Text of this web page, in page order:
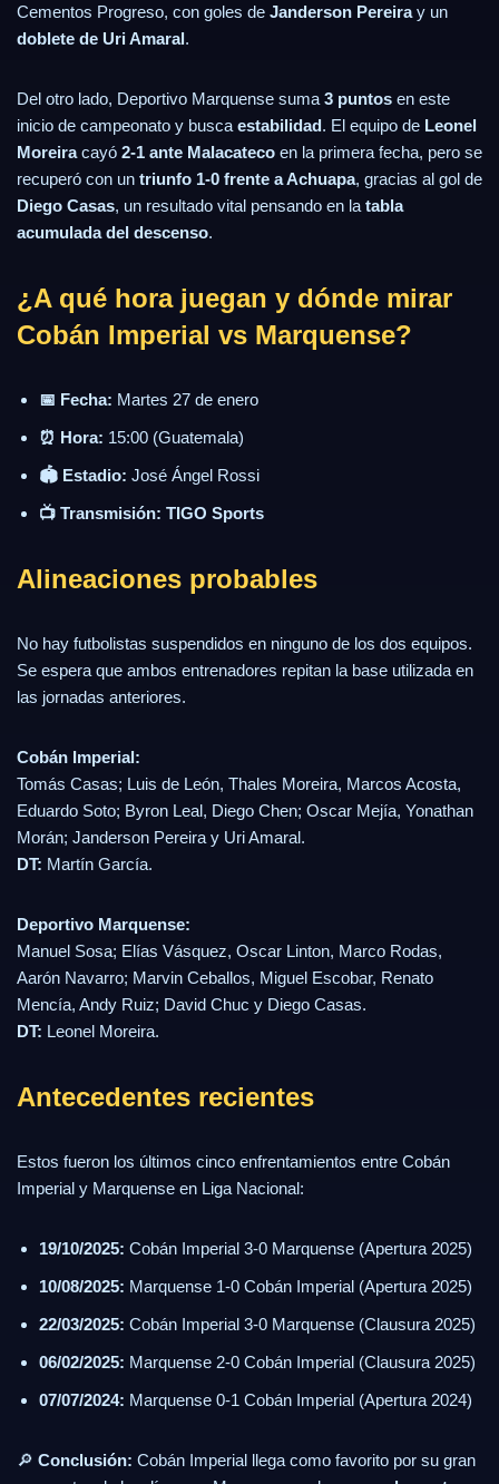
Cementos Progreso, con goles de Janderson Pereiray un
doblete de Uri Amaral.
Del otro lado, Deportivo Marquense suma 3 puntos en este
inicio de campeonato y busca estabilidad. El equipo de Leonel
Moreiracayó 2-1 ante Malacateco en la primera fecha, pero se
recuperó con un triunfo 1-0 frente a Achuapa, gracias al gol de
Diego Casas, un resultado vital pensando en la tabla
acumulada del descenso.
¿A qué hora juegan y dónde mirar
Cobán Imperial vs Marquense?
📅 Fecha: Martes 27 de enero
⏰ Hora: 15:00 (Guatemala)
🏟️ Estadio: José Ángel Rossi
📺 Transmisión: TIGO Sports
Alineaciones probables
No hay futbolistas suspendidos en ninguno de los dos equipos.
Se espera que ambos entrenadores repitan la base utilizada en
las jornadas anteriores.
Cobán Imperial:
Tomás Casas; Luis de León, Thales Moreira, Marcos Acosta,
Eduardo Soto; Byron Leal, Diego Chen; Oscar Mejía, Yonathan
Morán; Janderson Pereira y Uri Amaral.
DT: Martín García.
Deportivo Marquense:
Manuel Sosa; Elías Vásquez, Oscar Linton, Marco Rodas,
Aarón Navarro; Marvin Ceballos, Miguel Escobar, Renato
Mencía, Andy Ruiz; David Chuc y Diego Casas.
DT: Leonel Moreira.
Antecedentes recientes
Estos fueron los últimos cinco enfrentamientos entre Cobán
Imperial y Marquense en Liga Nacional:
19/10/2025: Cobán Imperial 3-0 Marquense (Apertura 2025)
10/08/2025: Marquense 1-0 Cobán Imperial (Apertura 2025)
22/03/2025: Cobán Imperial 3-0 Marquense (Clausura 2025)
06/02/2025: Marquense 2-0 Cobán Imperial (Clausura 2025)
07/07/2024: Marquense 0-1 Cobán Imperial (Apertura 2024)
🔎 Conclusión: Cobán Imperial llega como favorito por su gran